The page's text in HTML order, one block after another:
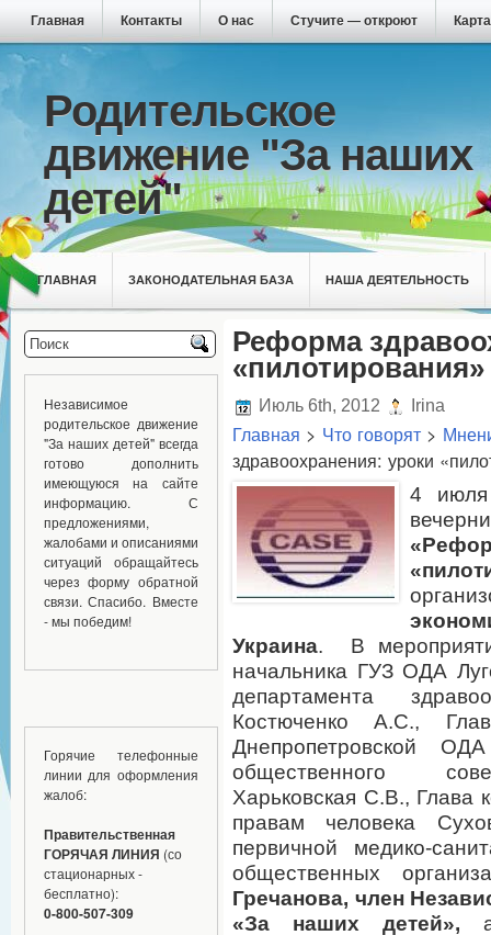
Главная Контакты О нас Стучите — откроют
Родительское
движение "За наших
детей"
ГЛАВНАЯ ЗАКОНОДАТЕЛЬНАЯ БАЗА НАША ДЕЯТЕЛЬНОСТЬ
Независимое
родительское движение
"За наших детей" всегда
готово дополнить
имеющуюся на сайте
информацию. С
предложениями,
жалобами и описаниями
ситуаций обращайтесь
через форму обратной
связи. Спасибо. Вместе
- мы победим!
Горячие телефонные
линии для оформления
жалоб:
Правительственная
ГОРЯЧАЯ ЛИНИЯ (со
стационарных -
бесплатно):
0-800-507-309
Реформа
«пилотирования»
Июль 6th, 2012 Irina
Главная > Что говорят >
здравоохранения: уроки
4 июля
Украина. В
начальника ГУЗ ОДА
департамента
Костюченко А.С.,
Днепропетровской
общественного
Харьковская С.В., Глава
правам человека
первичной медико-
общественных
Гречанова, член
«За наших детей»,